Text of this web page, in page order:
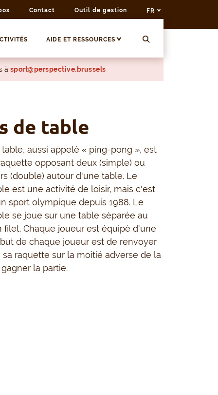
Contact Outil de gestion FR
AIDE ET RESSOURCES
à sport@perspective.brussels
de table
aussi appelé « ping-pong », est
opposant deux (simple) ou
(double) autour d'une table. Le
est une activité de loisir, mais c'est
sport olympique depuis 1988. Le
se joue sur une table séparée au
filet. Chaque joueur est équipé d'une
de chaque joueur est de renvoyer
raquette sur la moitié adverse de la
la partie.